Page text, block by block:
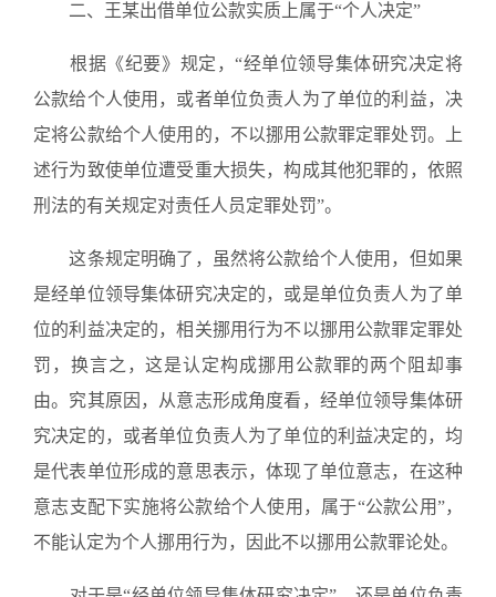
二、王某出借单位公款实质上属于“个人决定”
根据《纪要》规定，“经单位领导集体研究决定将
公款给个人使用，或者单位负责人为了单位的利益，决
定将公款给个人使用的，不以挪用公款罪定罪处罚。上
述行为致使单位遭受重大损失，构成其他犯罪的，依照
刑法的有关规定对责任人员定罪处罚”。
这条规定明确了，虽然将公款给个人使用，但如果
是经单位领导集体研究决定的，或是单位负责人为了单
位的利益决定的，相关挪用行为不以挪用公款罪定罪处
罚，换言之，这是认定构成挪用公款罪的两个阻却事
由。究其原因，从意志形成角度看，经单位领导集体研
究决定的，或者单位负责人为了单位的利益决定的，均
是代表单位形成的意思表示，体现了单位意志，在这种
意志支配下实施将公款给个人使用，属于“公款公用”，
不能认定为个人挪用行为，因此不以挪用公款罪论处。